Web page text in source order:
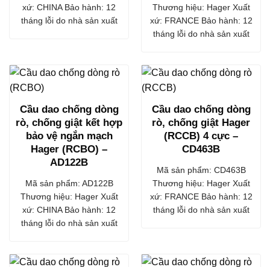
xứ: CHINA Bảo hành: 12
tháng lỗi do nhà sản xuất
Thương hiệu: Hager Xuất
xứ: FRANCE Bảo hành: 12
tháng lỗi do nhà sản xuất
Cầu dao chống dòng
rò, chống giật kết hợp
bảo vệ ngắn mạch
Hager (RCBO) –
AD122B
Mã sản phẩm: AD122B
Thương hiệu: Hager Xuất
xứ: CHINA Bảo hành: 12
tháng lỗi do nhà sản xuất
Cầu dao chống dòng
rò, chống giật Hager
(RCCB) 4 cực –
CD463B
Mã sản phẩm: CD463B
Thương hiệu: Hager Xuất
xứ: FRANCE Bảo hành: 12
tháng lỗi do nhà sản xuất